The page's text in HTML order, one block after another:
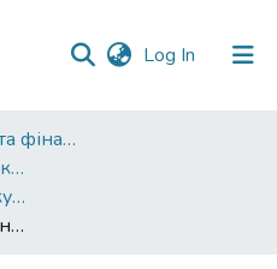
Log In (current)
Факультет обліку та фінансів
Друковані видання. Факультет обліку та фінансів
Тези конференцій. Факультет обліку та фінансів
Новітні інноваційні технології аудиту: програмний продукт "Турбо Аудит"